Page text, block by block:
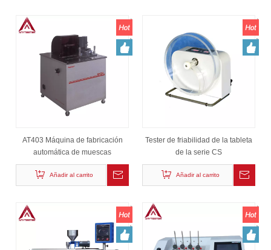
AT403 Máquina de fabricación
automática de muescas
Añadir al carrito
Tester de friabilidad de la tableta
de la serie CS
Añadir al carrito